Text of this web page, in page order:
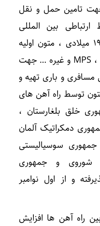
تامین حمل و نقل
بین المللی
احساس گردید. در سال ۱۹۵۱ میلادی ، متون اولیه
اسناد از جمله MPS ، MGS ، PPW و غیره … جهت
مسافری و باری تهیه و
توسط راه آهن های
خلق بلغارستان ،
دمکراتیک آلمان
سوسیالیستی
شوروی و جمهوری
و از اول نوامبر
راه آهن ها افزایش